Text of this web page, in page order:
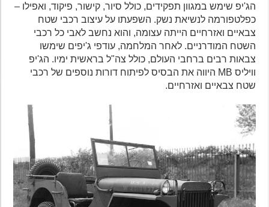
הג'יפ שימש במגוון תפקידים, כולל סיור, קישור, פיקוד, ואפילו –
כפלטפורמה לנשיאת נשק. השפעתו על עיצוב רכבי שטח
צבאיים ואזרחיים הייתה עצומה, והוא נחשב לאבי כל רכבי
השטח המודרניים. לאחר המלחמה, עודפי ג'יפים שימשו
צבאות רבים ברחבי העולם, כולל צה"ל בראשית ימיו. הג'יפ
וויליס MB היווה את הבסיס לפיתוח דורות נוספים של רכבי
שטח צבאיים ואזרחיים.